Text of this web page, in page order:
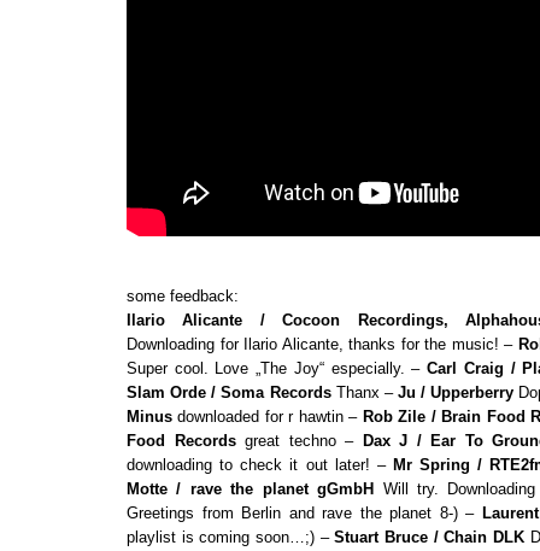
some feedback:
Ilario Alicante / Cocoon Recordings,
Downloading for Ilario Alicante, thanks for the music! –
Super cool. Love „The Joy“ especially. –Carl Craig /
Slam Orde / Soma RecordsThanx – Ju / Upperberry
Minus downloaded for r hawtin – Rob Zile / Brain Food
Food Recordsgreat techno – Dax J / Ear To
downloading to check it out later! – Mr Spring /
Motte / rave the planet gGmbH
Will try.
Greetings from Berlin and rave the planet 8-) –
playlist is coming soon…;) –Stuart Bruce / Chain DLK